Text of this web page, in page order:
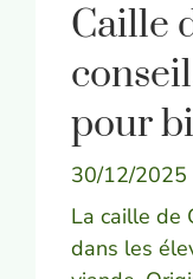
Caille
pour
30/12/2025
La caille de
dans les